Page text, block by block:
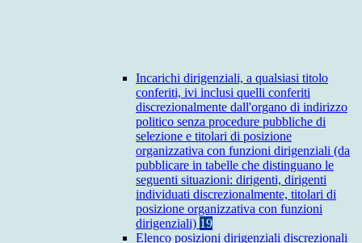
Incarichi dirigenziali, a qualsiasi titolo
conferiti, ivi inclusi quelli conferiti
discrezionalmente dall'organo di indirizzo
politico senza procedure pubbliche di
selezione e titolari di posizione
organizzativa con funzioni dirigenziali (da
pubblicare in tabelle che distinguano le
seguenti situazioni: dirigenti, dirigenti
individuati discrezionalmente, titolari di
posizione organizzativa con funzioni
dirigenziali) 19
Elenco posizioni dirigenziali discrezionali